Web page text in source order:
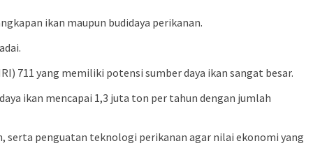
ikan maupun budidaya perikanan.
711 yang memiliki potensi sumber daya ikan sangat besar.
ikan mencapai 1,3 juta ton per tahun dengan jumlah
serta penguatan teknologi perikanan agar nilai ekonomi yang